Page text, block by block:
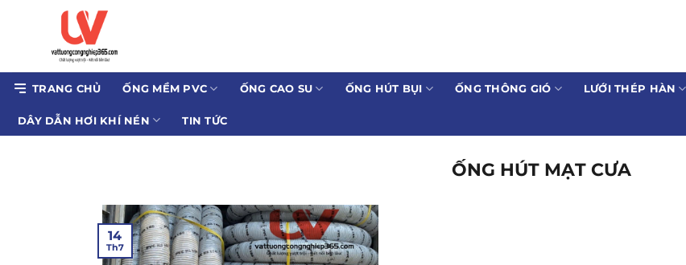
dung
TRANG CHỦ ỐNG MỀM PVC ỐNG CAO SU ỐNG HÚT BỤI ỐNG THÔNG GIÓ LƯỚI THÉP HÀN
DÂY DẪN HƠI KHÍ NÉN TIN TỨC
ỐNG HÚT MẠT CƯA
14
Th7